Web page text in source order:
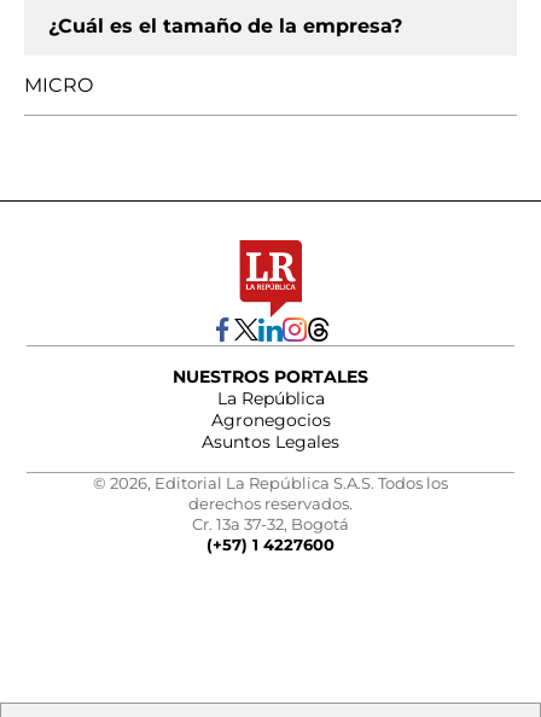
¿Cuál es el tamaño de la empresa?
MICRO
NUESTROS PORTALES
La República
Agronegocios
Asuntos Legales
© 2026, Editorial La República S.A.S. Todos los
derechos reservados.
Cr. 13a 37-32, Bogotá
(+57) 1 4227600